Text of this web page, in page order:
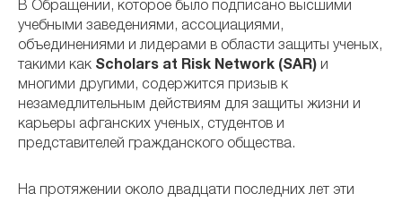
В Обращении, которое было подписано высшими
учебными заведениями, ассоциациями,
объединениями и лидерами в области защиты ученых,
такими как Scholars at Risk Network (SAR) и
многими другими, содержится призыв к
незамедлительным действиям для защиты жизни и
карьеры афганских ученых, студентов и
представителей гражданского общества.
На протяжении около двадцати последних лет эти